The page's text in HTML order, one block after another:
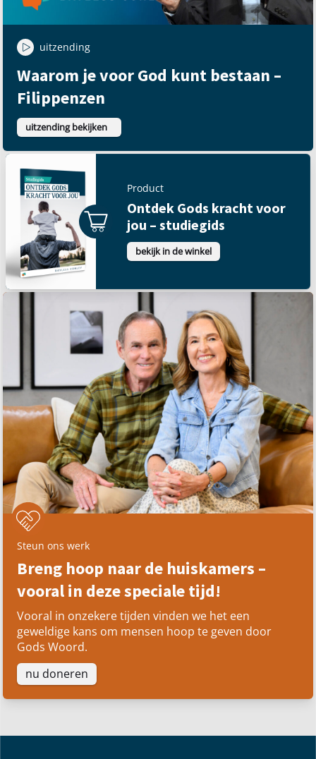
uitzending
Waarom je voor God kunt bestaan –
Filippenzen
uitzending bekijken
Product
Ontdek Gods kracht voor
jou – studiegids
bekijk in de winkel
Steun ons werk
Breng hoop naar de huiskamers –
vooral in deze speciale tijd!
Vooral in onzekere tijden vinden we het een
geweldige kans om mensen hoop te geven door
Gods Woord.
nu doneren